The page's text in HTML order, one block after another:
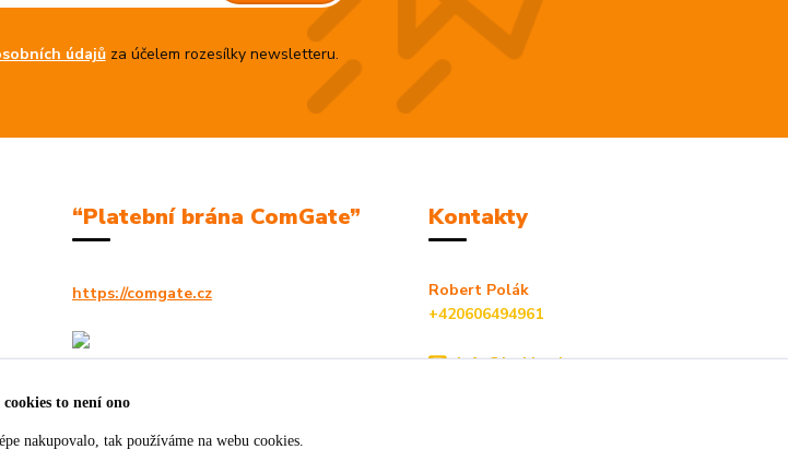
údajůza účelem rozesílky newsletteru.
“Platební brána ComGate”
https://comgate.cz
Kontakty
Robert Polák
+420606494961
info@jackie-shop.cz
cookies to není ono
nakupovalo, tak používáme na webu cookies.